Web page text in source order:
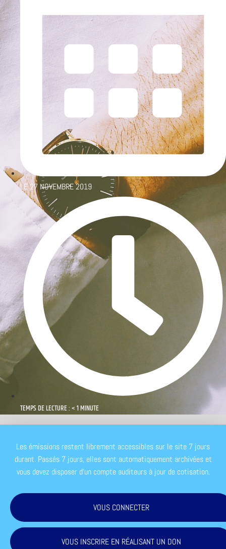
LE27 NOVEMBRE 2019
TEMPS DE LECTURE : < 1 MINUTE
Les émissions restent librement accessibles sur le site 7 jours
durant. Passés 7 jours, elles sont automatiquement archivées et
vous devez disposer d'un compte auditeurs à jour de cotisation.
VOUS CONNECTER
VOUS INSCRIRE EN RÉALISANT UN DON